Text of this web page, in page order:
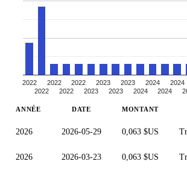
2022
2022
2022
2022
2022
2023
2023
2023
2023
2024
2024
2024
2024
ANNÉE DATE MONTANT
2026 2026-05-29 0,063 $US
2026 2026-03-23 0,063 $US